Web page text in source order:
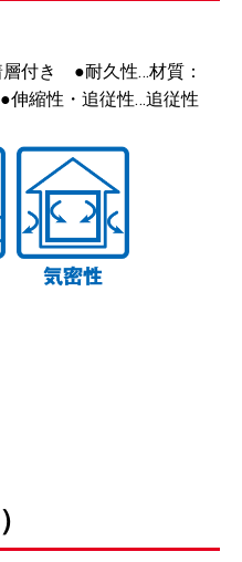
付き ●耐久性…材質：
縮性・追従性…追従性